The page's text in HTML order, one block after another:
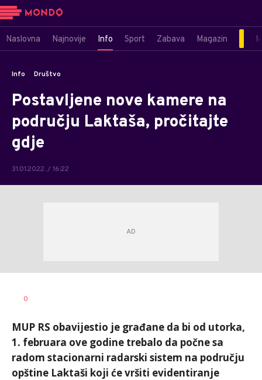
Naslovna Najnovije Info Sport Zabava Magazin
Info Društvo
Postavljene nove kamere na
području Laktaša, pročitajte
gdje
31.01.2022. / 16:22
AUTOR
0
MUP RS obavijestio je građane da bi od utorka,
1. februara ove godine trebalo da počne sa
radom stacionarni radarski sistem na području
opštine Laktaši koji će vršiti evidentiranje